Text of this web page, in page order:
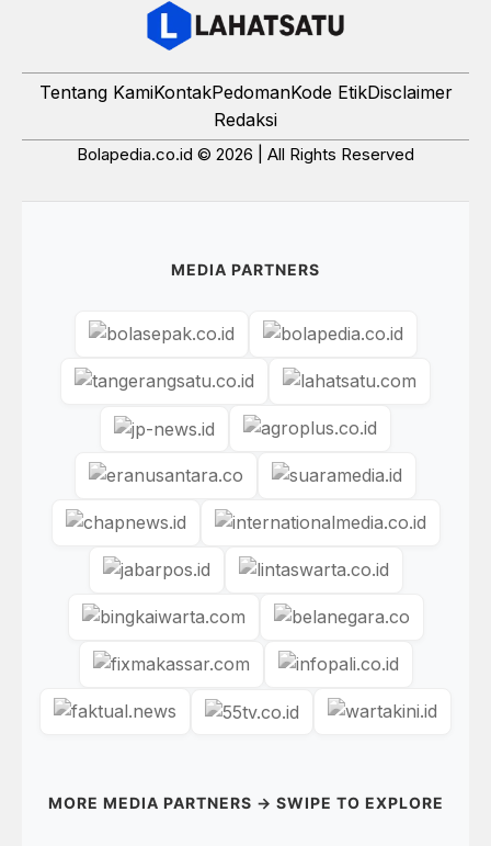
Tentang KamiKontakPedomanKode EtikDisclaimer
Redaksi
Bolapedia.co.id © 2026 | All Rights Reserved
MEDIA PARTNERS
MORE MEDIA PARTNERS → SWIPE TO EXPLORE